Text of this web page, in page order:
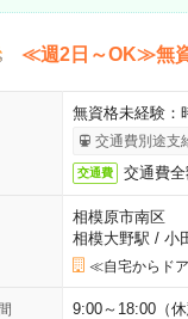
≪週2日～OK≫無資
無資格未経験
交通費別途支
交通費 交通費
相模原市南区
相模大野駅 / 小
≪自宅からド
9:00～18:00（